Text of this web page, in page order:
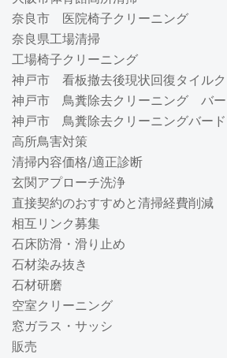
奈良市 医院椅子クリーニング
奈良県工場清掃
工場椅子クリーニング
神戸市 看板撤去後現状回復タイル
神戸市 鳥糞除去クリーニング バー
神戸市 鳥糞除去クリーニングバー
高所鳥害対策
清掃内容価格/適正診断
玄関アプローチ洗浄
直接契約のおすすめと清掃経費削減
相互リンク募集
石床防滑・滑り止め
石材染み抜き
石材研磨
空室クリーニング
窓ガラス・サッシ
販売